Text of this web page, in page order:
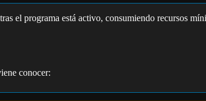
el programa está activo, consumiendo recursos
conocer: